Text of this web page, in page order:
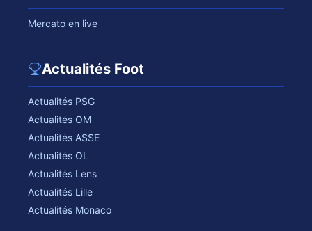
Mercato en live
Actualités Foot
Actualités PSG
Actualités OM
Actualités ASSE
Actualités OL
Actualités Lens
Actualités Lille
Actualités Monaco